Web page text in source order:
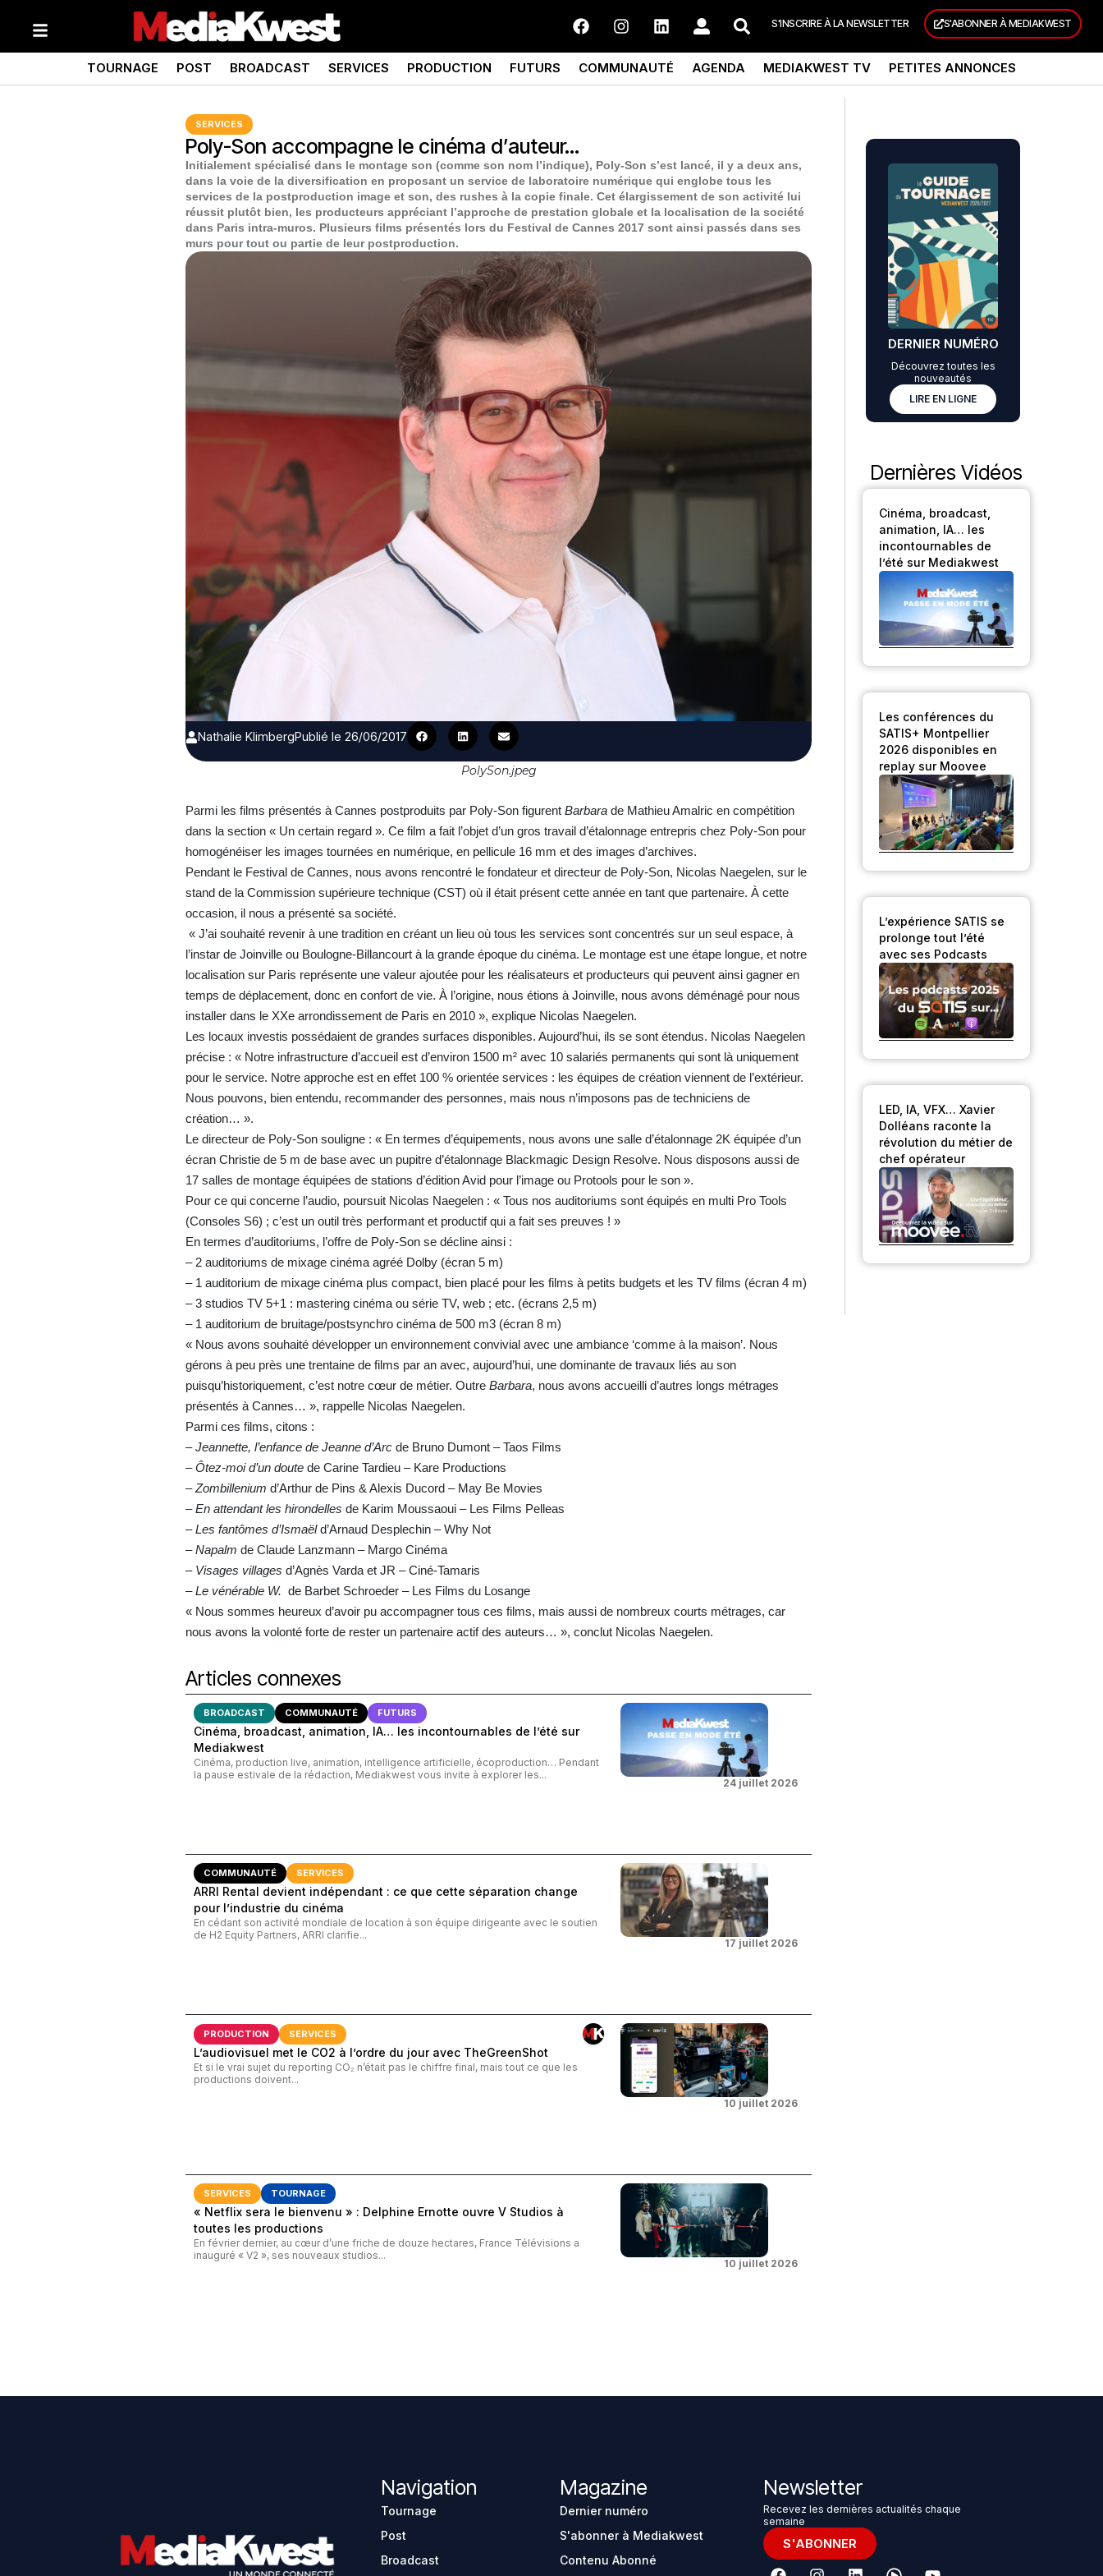
S'INSCRIRE À LA NEWSLETTER S'ABONNER À MEDIAKWEST
TOURNAGE POST BROADCAST SERVICES PRODUCTION FUTURS COMMUNAUTÉ AGENDA MEDIAKWEST TV PETITES ANNONCES
SERVICES
Poly-Son accompagne le cinéma d’auteur…
Initialement spécialisé dans le montage son (comme son nom l’indique), Poly-Son s’est lancé, il y a deux ans,
dans la voie de la diversification en proposant un service de laboratoire numérique qui englobe tous les
services de la postproduction image et son, des rushes à la copie finale. Cet élargissement de son activité lui
réussit plutôt bien, les producteurs appréciant l’approche de prestation globale et la localisation de la société
dans Paris intra-muros. Plusieurs films présentés lors du Festival de Cannes 2017 sont ainsi passés dans ses
murs pour tout ou partie de leur postproduction.
Nathalie KlimbergPublié le 26/06/2017
PolySon.jpeg
Parmi les films présentés à Cannes postproduits par Poly-Son figurentBarbara de Mathieu Amalric en compétition
dans la section « Un certain regard ». Ce film a fait l’objet d’un gros travail d’étalonnage entrepris chez Poly-Son pour
homogénéiser les images tournées en numérique, en pellicule 16 mm et des images d’archives.
Pendant le Festival de Cannes, nous avons rencontré le fondateur et directeur de Poly-Son, Nicolas Naegelen, sur le
stand de la Commission supérieure technique (CST) où il était présent cette année en tant que partenaire. À cette
occasion, il nous a présenté sa société.
« J’ai souhaité revenir à une tradition en créant un lieu où tous les services sont concentrés sur un seul espace, à
l’instar de Joinville ou Boulogne-Billancourt à la grande époque du cinéma. Le montage est une étape longue, et notre
localisation sur Paris représente une valeur ajoutée pour les réalisateurs et producteurs qui peuvent ainsi gagner en
temps de déplacement, donc en confort de vie. À l’origine, nous étions à Joinville, nous avons déménagé pour nous
installer dans le XXe arrondissement de Paris en 2010 », explique Nicolas Naegelen.
Les locaux investis possédaient de grandes surfaces disponibles. Aujourd’hui, ils se sont étendus. Nicolas Naegelen
précise : « Notre infrastructure d’accueil est d’environ 1500 m² avec 10 salariés permanents qui sont là uniquement
pour le service. Notre approche est en effet 100 % orientée services : les équipes de création viennent de l’extérieur.
Nous pouvons, bien entendu, recommander des personnes, mais nous n’imposons pas de techniciens de
création… ».
Le directeur de Poly-Son souligne : « En termes d’équipements, nous avons une salle d’étalonnage 2K équipée d’un
écran Christie de 5 m de base avec un pupitre d’étalonnage Blackmagic Design Resolve. Nous disposons aussi de
17 salles de montage équipées de stations d’édition Avid pour l’image ou Protools pour le son ».
Pour ce qui concerne l’audio, poursuit Nicolas Naegelen : « Tous nos auditoriums sont équipés en multi Pro Tools
(Consoles S6) ; c’est un outil très performant et productif qui a fait ses preuves ! »
En termes d’auditoriums, l’offre de Poly-Son se décline ainsi :
– 2 auditoriums de mixage cinéma agréé Dolby (écran 5 m)
– 1 auditorium de mixage cinéma plus compact, bien placé pour les films à petits budgets et les TV films (écran 4 m)
– 3 studios TV 5+1 : mastering cinéma ou série TV, web ; etc. (écrans 2,5 m)
– 1 auditorium de bruitage/postsynchro cinéma de 500 m3 (écran 8 m)
« Nous avons souhaité développer un environnement convivial avec une ambiance ‘comme à la maison’. Nous
gérons à peu près une trentaine de films par an avec, aujourd’hui, une dominante de travaux liés au son
puisqu’historiquement, c’est notre cœur de métier. OutreBarbara, nous avons accueilli d’autres longs métrages
présentés à Cannes… », rappelle Nicolas Naegelen.
Parmi ces films, citons :
–Jeannette, l’enfance de Jeanne d’Arc de Bruno Dumont – Taos Films
–Ôtez-moi d’un doute de Carine Tardieu – Kare Productions
–Zombillenium d’Arthur de Pins & Alexis Ducord – May Be Movies
–En attendant les hirondellesde Karim Moussaoui – Les Films Pelleas
–Les fantômes d’Ismaëld’Arnaud Desplechin – Why Not
–Napalm de Claude Lanzmann – Margo Cinéma
–Visages villagesd’Agnès Varda et JR – Ciné-Tamaris
–Le vénérable W. de Barbet Schroeder – Les Films du Losange
« Nous sommes heureux d’avoir pu accompagner tous ces films, mais aussi de nombreux courts métrages, car
nous avons la volonté forte de rester un partenaire actif des auteurs… », conclut Nicolas Naegelen.
Articles connexes
BROADCAST COMMUNAUTÉ FUTURS
Cinéma, broadcast, animation, IA… les incontournables de l’été sur
Mediakwest
Cinéma, production live, animation, intelligence artificielle, écoproduction… Pendant
la pause estivale de la rédaction, Mediakwest vous invite à explorer les...
24 juillet 2026
COMMUNAUTÉ SERVICES
ARRI Rental devient indépendant : ce que cette séparation change
pour l’industrie du cinéma
En cédant son activité mondiale de location à son équipe dirigeante avec le soutien
de H2 Equity Partners, ARRI clarifie...
17 juillet 2026
PRODUCTION SERVICES
L’audiovisuel met le CO2 à l’ordre du jour avec TheGreenShot
Et si le vrai sujet du reporting CO₂ n’était pas le chiffre final, mais tout ce que les
productions doivent...
10 juillet 2026
SERVICES TOURNAGE
« Netflix sera le bienvenu » : Delphine Ernotte ouvre V Studios à
toutes les productions
En février dernier, au cœur d’une friche de douze hectares, France Télévisions a
inauguré « V2 », ses nouveaux studios...
10 juillet 2026
DERNIER NUMÉRO
Découvrez toutes les
nouveautés
LIRE EN LIGNE
Dernières Vidéos
Cinéma, broadcast,
animation, IA… les
incontournables de
l’été sur Mediakwest
Les conférences du
SATIS+ Montpellier
2026 disponibles en
replay sur Moovee
L’expérience SATIS se
prolonge tout l’été
avec ses Podcasts
LED, IA, VFX… Xavier
Dolléans raconte la
révolution du métier de
chef opérateur
Navigation
Tournage
Post
Broadcast
Magazine
Dernier numéro
S'abonner à Mediakwest
Contenu Abonné
Newsletter
Recevez les dernières actualités chaque
semaine
S'ABONNER